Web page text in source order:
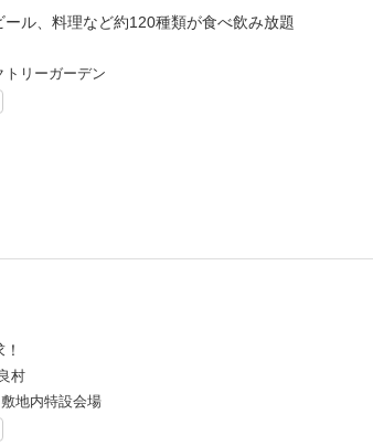
ル、料理など約120種類が食べ飲み放題
リーガーデン
村
地内特設会場